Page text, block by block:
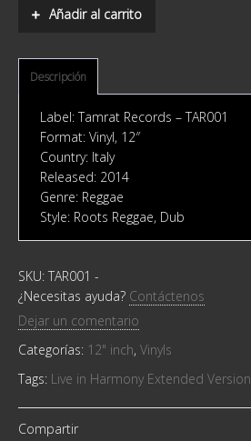
in
Harmony
Version
quantity
Añadir al carrito
Descripción
Label: Tamrat Records ‎– TAR001
Format: Vinyl, 12″
Country: Italy
Released: 2014
Genre: Reggae
Style: Roots Reggae, Dub
SKU: TAR001 -
¿Necesitas ayuda? Contáctenos
Dejar un comentario
Categorías: 12" inch, Vinyls
Tags: Live in Harmony Extended Version
Compartir